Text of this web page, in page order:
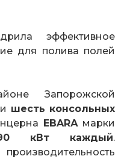
эффективное
для полива полей
Запорожской
шесть консольных
EBARАмарки
кВт каждый.